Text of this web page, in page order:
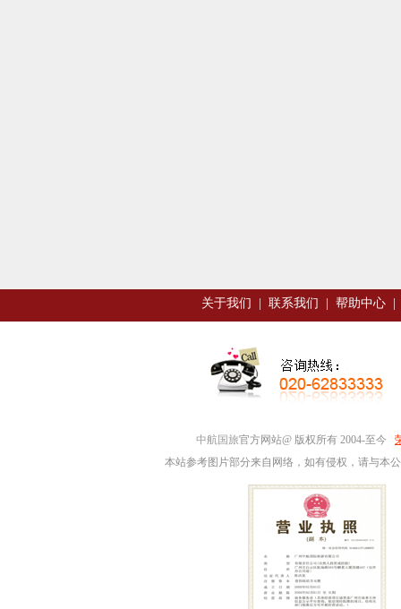
关于我们 联系我们 帮助中心
中航国旅官方网站@ 版权所有 2004-至今
本站参考图片部分来自网络，如有侵权，请与本